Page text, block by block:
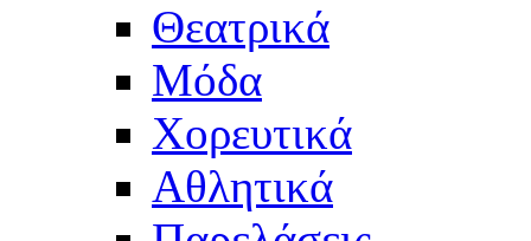
Θεατρικά
Μόδα
Χορευτικά
Αθλητικά